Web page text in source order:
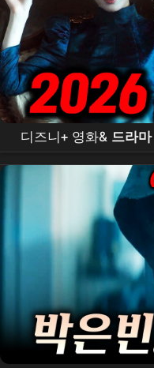
디즈니+ 영화& 드라마
받을거야..디즈니 얘